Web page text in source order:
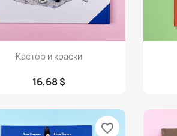
Просмотр
Кастор и краски
16,68 $
favorite_border